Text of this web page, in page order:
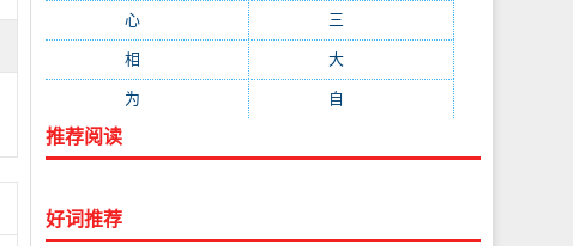
心(85) 三
相 大
为 自
推荐阅读
好词推荐